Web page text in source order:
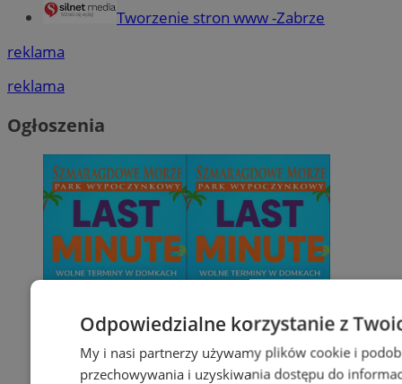
Tworzenie stron www -Zabrze
reklama
reklama
Ogłoszenia
Odpowiedzialne korzystanie z
My i nasi partnerzy używamy plików cookie i
przechowywania i uzyskiwania dostępu do